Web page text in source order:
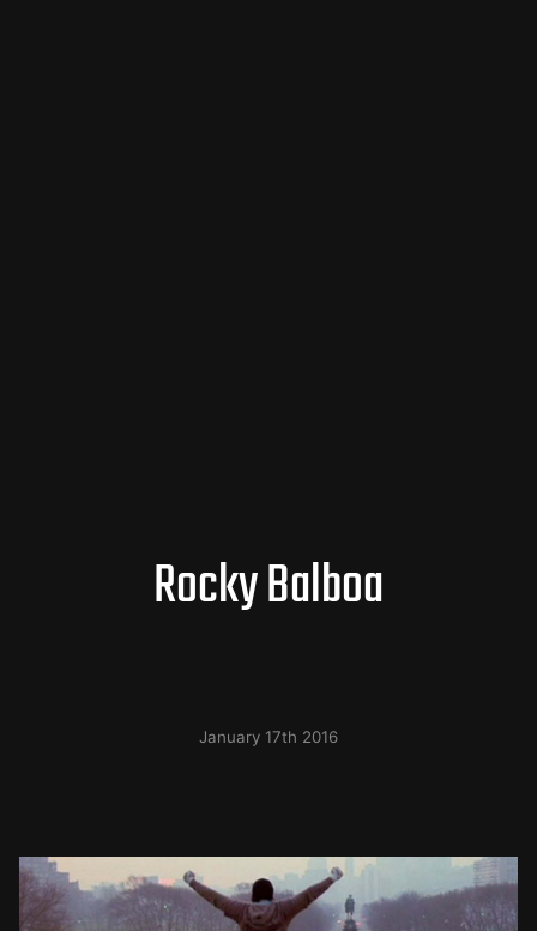
Rocky Balboa
January 17th 2016